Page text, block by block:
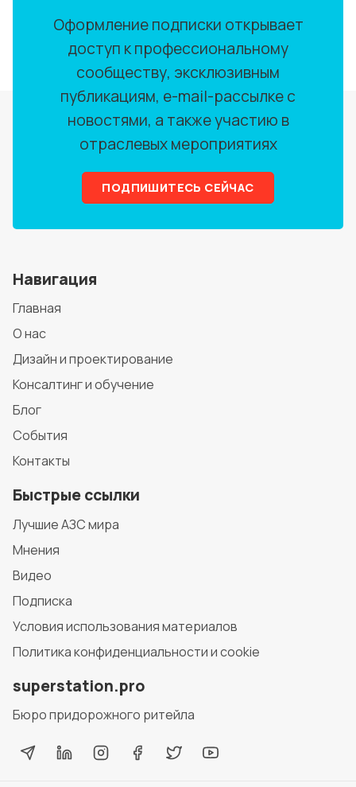
Оформление подписки открывает
доступ к профессиональному
сообществу, эксклюзивным
публикациям, e-mail-рассылке с
новостями, а также участию в
отраслевых мероприятиях
ПОДПИШИТЕСЬ СЕЙЧАС
Навигация
Главная
О нас
Дизайн и проектирование
Консалтинг и обучение
Блог
События
Контакты
Быстрые ссылки
Лучшие АЗС мира
Мнения
Видео
Подписка
Условия использования материалов
Политика конфиденциальности и cookie
superstation.pro
Бюро придорожного ритейла